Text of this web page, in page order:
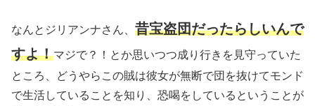
なんとジリアンナさん、 昔宝盗団だったらしいんで
すよ！マジで？！とか思いつつ成り行きを見守っていた
ところ、どうやらこの賊は彼女が無断で団を抜けてモンド
で生活していることを知り、恐喝をしているということが